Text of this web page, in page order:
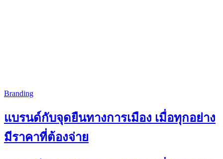
Branding
แบรนด์กับจุดยืนทางการเมือง เมื่อทุกอย่าง
มีราคาที่ต้องจ่าย